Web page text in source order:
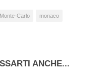
Carlo monaco
ANCHE...